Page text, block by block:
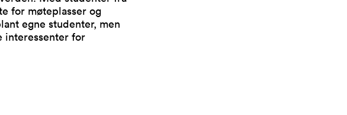
for møteplasser og
egne studenter, men
interessenter for